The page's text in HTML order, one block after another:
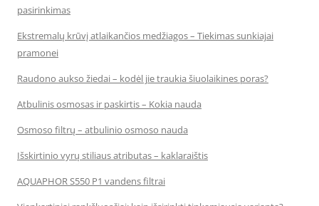
pasirinkimas
Ekstremalų krūvį atlaikančios medžiagos – Tiekimas sunkiajai
pramonei
Raudono aukso žiedai – kodėl jie traukia šiuolaikines poras?
Atbulinis osmosas ir paskirtis – Kokia nauda
Osmoso filtrų – atbulinio osmoso nauda
Išskirtinio vyrų stiliaus atributas – kaklaraištis
AQUAPHOR S550 P1 vandens filtrai